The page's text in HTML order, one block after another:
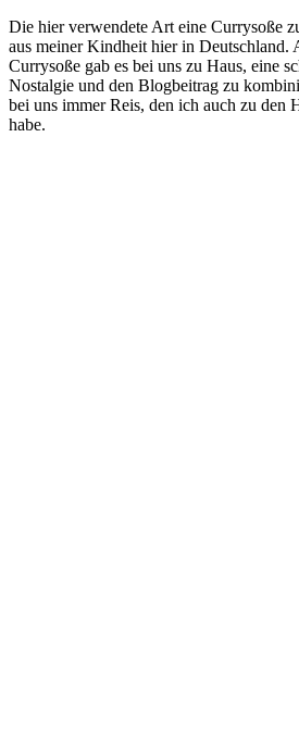
Die hier verwendete Art eine Currysoße
aus meiner Kindheit hier in Deutschland.
Currysoße gab es bei uns zu Haus, eine
Nostalgie und den Blogbeitrag zu
bei uns immer Reis, den ich auch zu den
habe.